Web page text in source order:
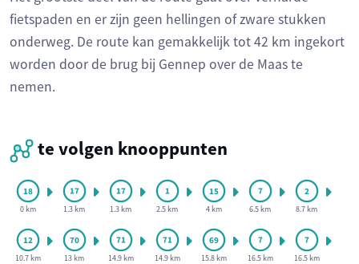
fietspaden en er zijn geen hellingen of zware stukken
onderweg. De route kan gemakkelijk tot 42 km ingekort
worden door de brug bij Gennep over de Maas te
nemen.
te volgen knooppunten
0 km 1.3 km 1.3 km 2.5 km 4 km 6.5 km 8.7 km
10.7 km 13 km 14.9 km 14.9 km 15.8 km 16.5 km 16.5 km